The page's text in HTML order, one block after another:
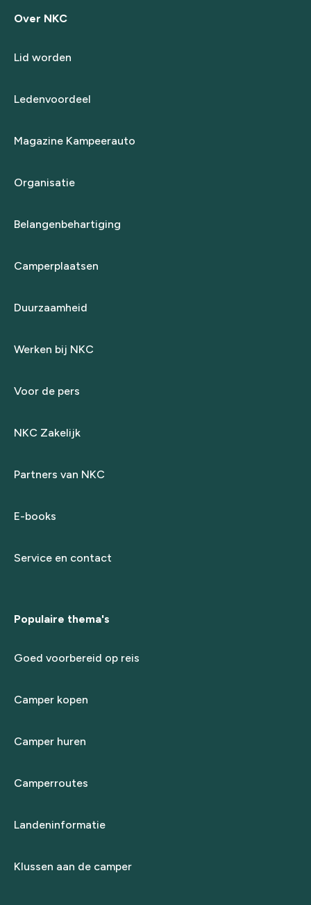
Over NKC
Lid worden
Ledenvoordeel
Magazine Kampeerauto
Organisatie
Belangenbehartiging
Camperplaatsen
Duurzaamheid
Werken bij NKC
Voor de pers
NKC Zakelijk
Partners van NKC
E-books
Service en contact
Populaire thema's
Goed voorbereid op reis
Camper kopen
Camper huren
Camperroutes
Landeninformatie
Klussen aan de camper